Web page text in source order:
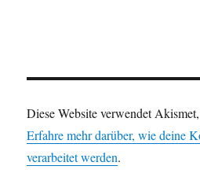
Diese Website verwendet
Erfahre mehr darüber, wie deine
verarbeitet werden.